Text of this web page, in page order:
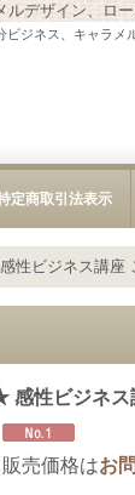
デザイン、ロ
ジネス、キャラ
定商取引法表示
性ビジネス講座
感性ビジネ
販売価格はお